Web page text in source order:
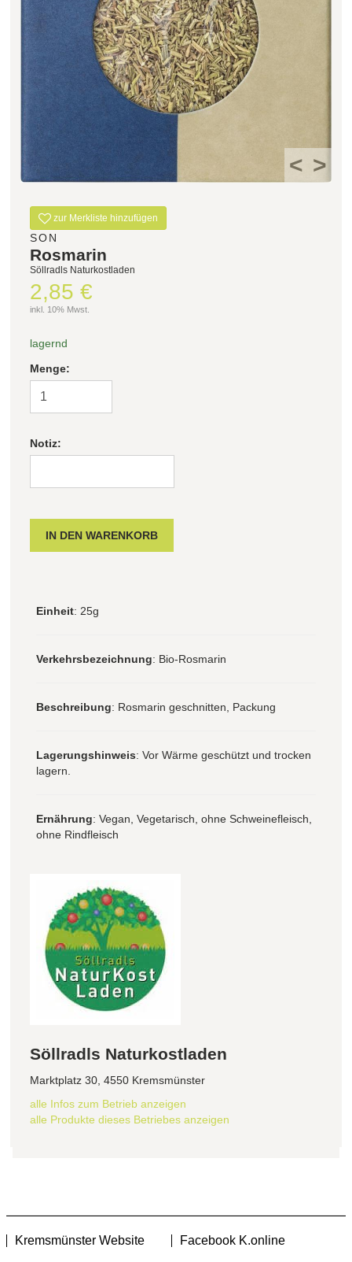
< >
zur Merkliste hinzufügen
SON
Rosmarin
Söllradls Naturkostladen
2,85 €
inkl. 10% Mwst.
lagernd
Menge:
Notiz:
Einheit: 25g
Verkehrsbezeichnung: Bio-Rosmarin
Beschreibung: Rosmarin geschnitten, Packung
Lagerungshinweis: Vor Wärme geschützt und trocken
lagern.
Ernährung: Vegan, Vegetarisch, ohne Schweinefleisch,
ohne Rindfleisch
Söllradls Naturkostladen
Marktplatz 30, 4550 Kremsmünster
alle Infos zum Betrieb anzeigen
alle Produkte dieses Betriebes anzeigen
Kremsmünster Website Facebook K.online